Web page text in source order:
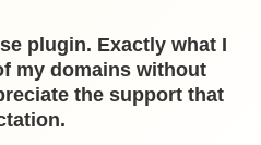
plugin. Exactly what I
my domains without
the support that